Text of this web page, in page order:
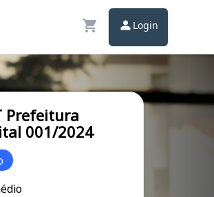
Login
Prefeitura
001/2024